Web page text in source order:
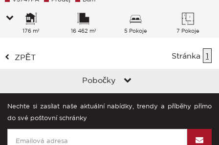
176 m² 16 462 m² 5 Pokoje 7 Pokoje
ZPĚT Stránka 1
Pobočky
Nechte si zasílat naše aktuální nabídky, trendy a příběhy přímo
do své poštovní schránky